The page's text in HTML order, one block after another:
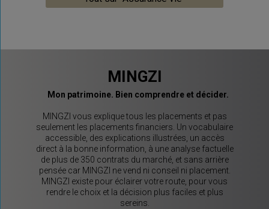
MINGZI
Mon patrimoine. Bien comprendre et décider.
MINGZI vous explique tous les placements et pas
seulement les placements financiers. Un vocabulaire
accessible, des explications illustrées, un accès
direct à la bonne information, à une analyse factuelle
de plus de 350 contrats du marché, et sans arrière
pensée car MINGZI ne vend ni conseil ni placement.
MINGZI existe pour éclairer votre route, pour vous
rendre le choix et la décision plus faciles et plus
sereins.